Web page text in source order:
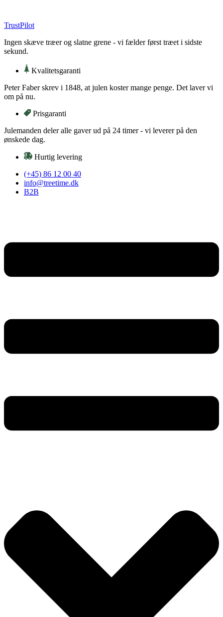
indhold
TrustPilot
Ingen skæve træer og slatne grene - vi fælder først træet i sidste
sekund.
Kvalitetsgaranti
Peter Faber skrev i 1848, at julen koster mange penge. Det laver vi
om på nu.
Prisgaranti
Julemanden deler alle gaver ud på 24 timer - vi leverer på den
ønskede dag.
Hurtig levering
(+45) 86 12 00 40
info@treetime.dk
B2B